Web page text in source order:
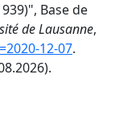
Base de
de Lausanne,
12-07.